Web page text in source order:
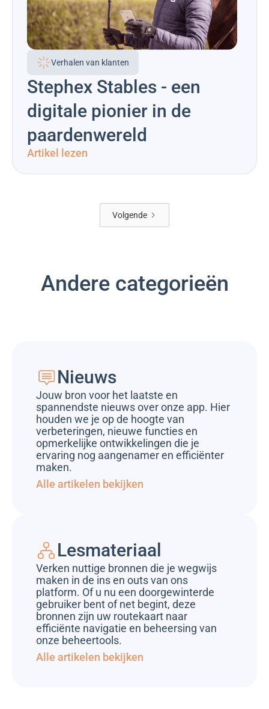
Verhalen van klanten
Stephex Stables - een
digitale pionier in de
paardenwereld
Artikel lezen
Volgende
Andere categorieën
Nieuws
Jouw bron voor het laatste en
spannendste nieuws over onze app. Hier
houden we je op de hoogte van
verbeteringen, nieuwe functies en
opmerkelijke ontwikkelingen die je
ervaring nog aangenamer en efficiënter
maken.
Alle artikelen bekijken
Lesmateriaal
Verken nuttige bronnen die je wegwijs
maken in de ins en outs van ons
platform. Of u nu een doorgewinterde
gebruiker bent of net begint, deze
bronnen zijn uw routekaart naar
efficiënte navigatie en beheersing van
onze beheertools.
Alle artikelen bekijken